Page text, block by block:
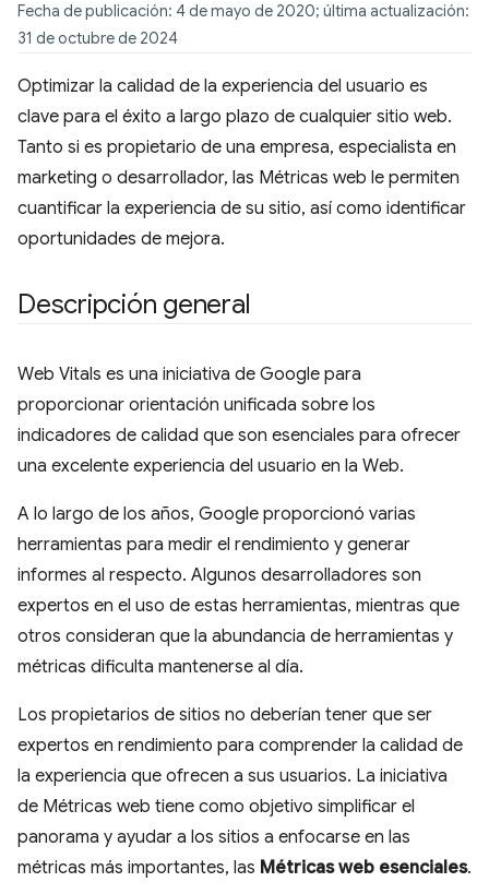
Fecha de publicación: 4 de mayo de 2020; última actualización:
31 de octubre de 2024
Optimizar la calidad de la experiencia del usuario es
clave para el éxito a largo plazo de cualquier sitio web.
Tanto si es propietario de una empresa, especialista en
marketing o desarrollador, las Métricas web le permiten
cuantificar la experiencia de su sitio, así como identificar
oportunidades de mejora.
Descripción general
Web Vitals es una iniciativa de Google para
proporcionar orientación unificada sobre los
indicadores de calidad que son esenciales para ofrecer
una excelente experiencia del usuario en la Web.
A lo largo de los años, Google proporcionó varias
herramientas para medir el rendimiento y generar
informes al respecto. Algunos desarrolladores son
expertos en el uso de estas herramientas, mientras que
otros consideran que la abundancia de herramientas y
métricas dificulta mantenerse al día.
Los propietarios de sitios no deberían tener que ser
expertos en rendimiento para comprender la calidad de
la experiencia que ofrecen a sus usuarios. La iniciativa
de Métricas web tiene como objetivo simplificar el
panorama y ayudar a los sitios a enfocarse en las
métricas más importantes, las Métricas web esenciales.